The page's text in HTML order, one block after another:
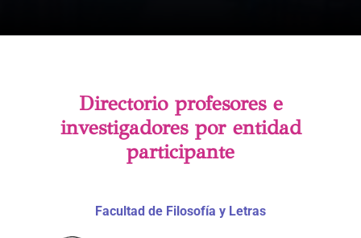
Directorio profesores e
investigadores por entidad
participante
Facultad de Filosofía y Letras